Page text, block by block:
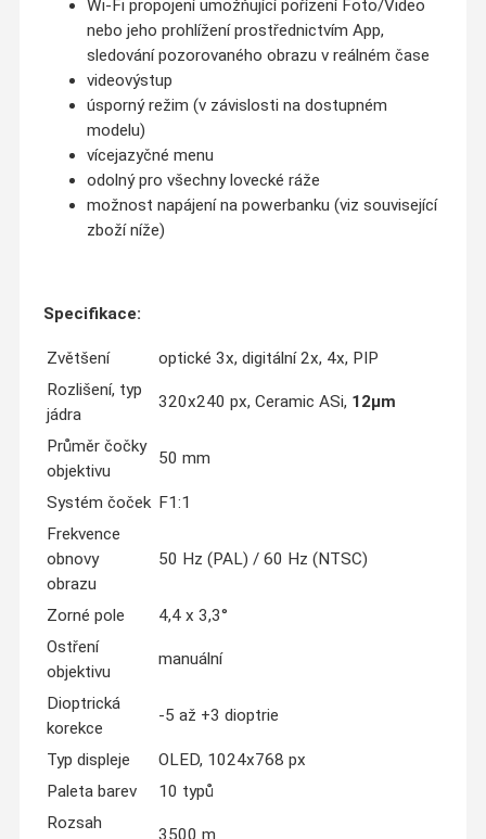
Wi-Fi propojení umožňující pořízení Foto/Video
nebo jeho prohlížení prostřednictvím App,
sledování pozorovaného obrazu v reálném čase
videovýstup
úsporný režim (v závislosti na dostupném
modelu)
vícejazyčné menu
odolný pro všechny lovecké ráže
možnost napájení na powerbanku (viz související
zboží níže)
Specifikace:
Zvětšení
optické 3x, digitální 2x, 4x, PIP
Rozlišení, typ
jádra
320x240 px, Ceramic ASi, 12µm
Průměr čočky
objektivu
50 mm
Systém čoček F1:1
Frekvence
obnovy
obrazu
50 Hz (PAL) / 60 Hz (NTSC)
Zorné pole
4,4 x 3,3°
Ostření
objektivu
manuální
Dioptrická
korekce
-5 až +3 dioptrie
Typ displeje
OLED, 1024x768 px
Paleta barev
10 typů
Rozsah